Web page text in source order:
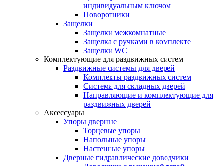
индивидуальным ключом
Поворотники
Защелки
Защелки межкомнатные
Защелка с ручками в комплекте
Защелки WC
Комплектующие для раздвижных систем
Раздвижные системы для дверей
Комплекты раздвижных систем
Система для складных дверей
Направляющие и комплектующие для
раздвижных дверей
Аксессуары
Упоры дверные
Торцевые упоры
Напольные упоры
Настенные упоры
Дверные гидравлические доводчики